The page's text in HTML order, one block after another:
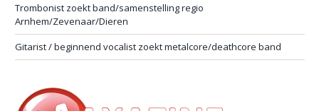
Trombonist zoekt band/samenstelling regio
Arnhem/Zevenaar/Dieren
Gitarist / beginnend vocalist zoekt metalcore/deathcore band